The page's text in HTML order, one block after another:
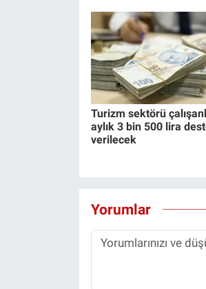
Turizm sektörü
aylık 3 bin 500 lira
verilecek
Yorumlar